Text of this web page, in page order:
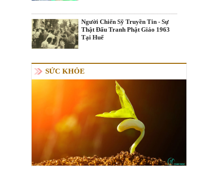
Người Chiến Sỹ Truyền Tin - Sự
Thật Đấu Tranh Phật Giáo 1963
Tại Huế
SỨC KHỎE